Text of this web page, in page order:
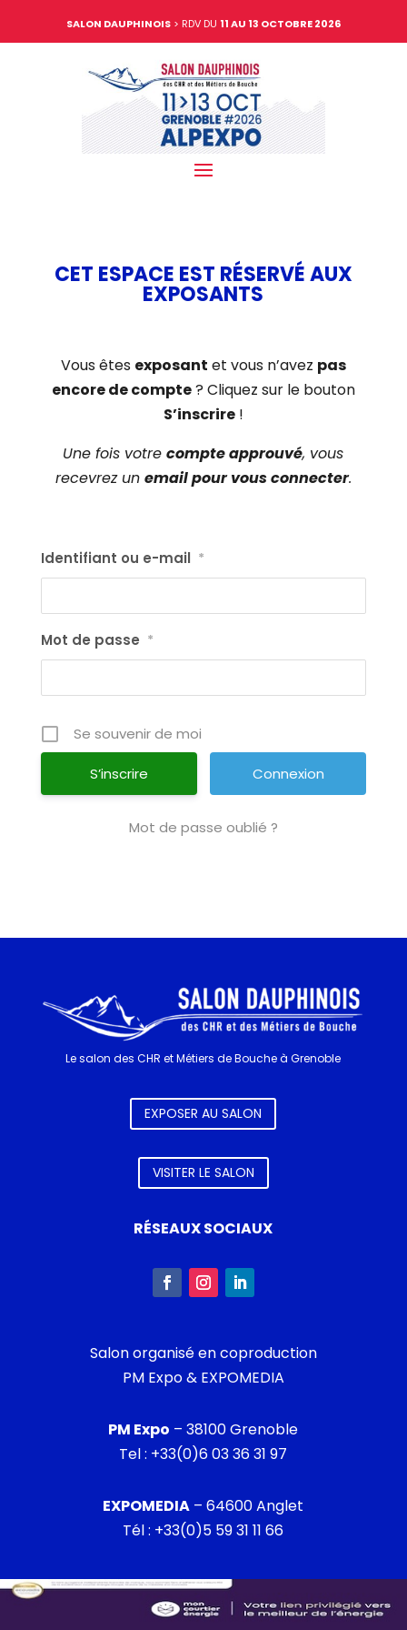
SALON DAUPHINOIS> RDV DU 11 AU 13 OCTOBRE 2026
CET ESPACE EST RÉSERVÉ AUX
EXPOSANTS
Vous êtes exposant et vous n’avez pas
encore de compte? Cliquez sur le bouton
S’inscrire!
Une fois votrecompte approuvé, vous
recevrez un email pour vous connecter.
Identifiant ou e-mail *
Mot de passe *
Se souvenir de moi
S’inscrire
Mot de passe oublié ?
Le salon des CHR et Métiers de Bouche à Grenoble
EXPOSER AU SALON
VISITER LE SALON
RÉSEAUX SOCIAUX
Salon organisé en coproduction
PM Expo & EXPOMEDIA
PM Expo – 38100 Grenoble
Tel : +33(0)6 03 36 31 97
EXPOMEDIA – 64600 Anglet
Tél : +33(0)5 59 31 11 66